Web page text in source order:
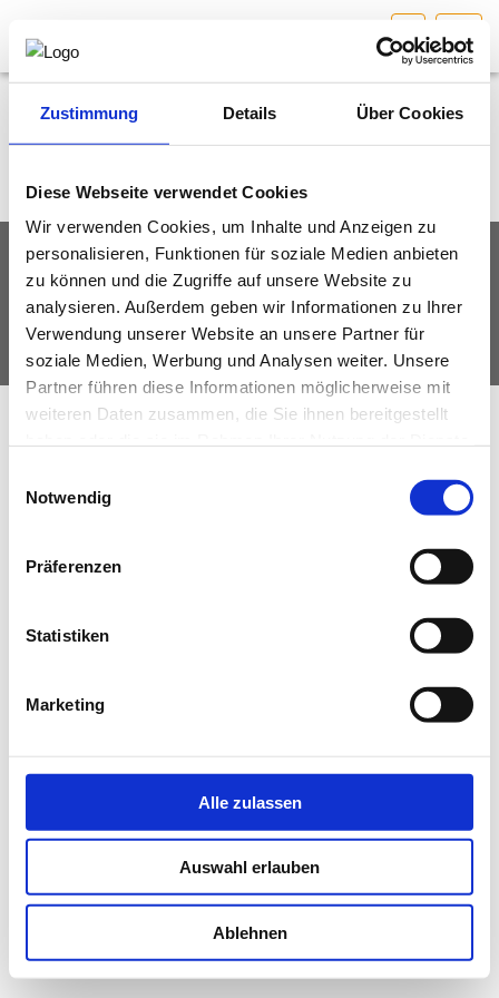
Zustimmung Details Über Cookies
Diese Webseite verwendet Cookies
Wir verwenden Cookies, um Inhalte und Anzeigen zu
personalisieren, Funktionen für soziale Medien anbieten
zu können und die Zugriffe auf unsere Website zu
analysieren. Außerdem geben wir Informationen zu Ihrer
Verwendung unserer Website an unsere Partner für
soziale Medien, Werbung und Analysen weiter. Unsere
Partner führen diese Informationen möglicherweise mit
weiteren Daten zusammen, die Sie ihnen bereitgestellt
Notwendig
Präferenzen
Statistiken
Marketing
Alle zulassen
Auswahl erlauben
Ablehnen
W
Bundesland auswählen HOME
DAS INGENIEURBÜRO
INTERESSEN­VERTRETUNG
MITGLIEDER­VERZEICHNIS
SERVICE
IMPRESSUM DATENSCHUTZ
© Fachverband Ingenieurbüros Österreich